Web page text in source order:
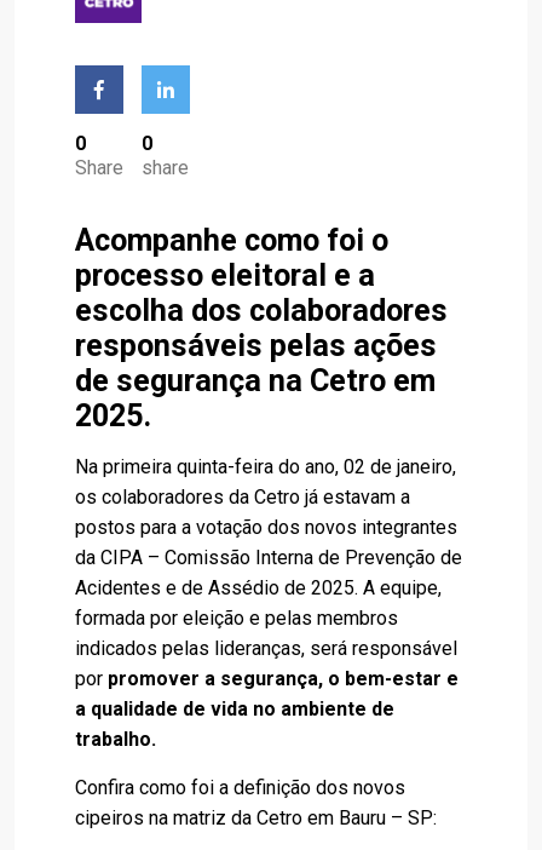
0
Share
0
share
Acompanhe como foi o
processo eleitoral e a
escolha dos colaboradores
responsáveis pelas ações
de segurança na Cetro em
2025.
Na primeira quinta-feira do ano, 02 de janeiro,
os colaboradores da Cetro já estavam a
postos para a votação dos novos integrantes
da CIPA – Comissão Interna de Prevenção de
Acidentes e de Assédio de 2025. A equipe,
formada por eleição e pelas membros
indicados pelas lideranças, será responsável
por promover a segurança, o bem-estar e
a qualidade de vida no ambiente de
trabalho.
Confira como foi a definição dos novos
cipeiros na matriz da Cetro em Bauru – SP: